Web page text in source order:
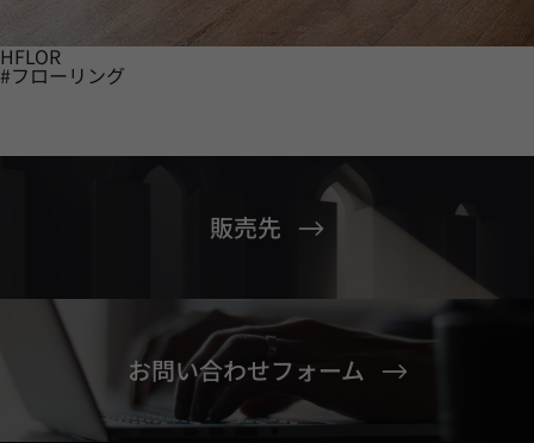
HFLOR
#フローリング
販売先
お問い合わせフォーム